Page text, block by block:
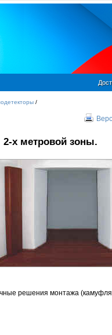
/
х метровой зоны.
решения монтажа